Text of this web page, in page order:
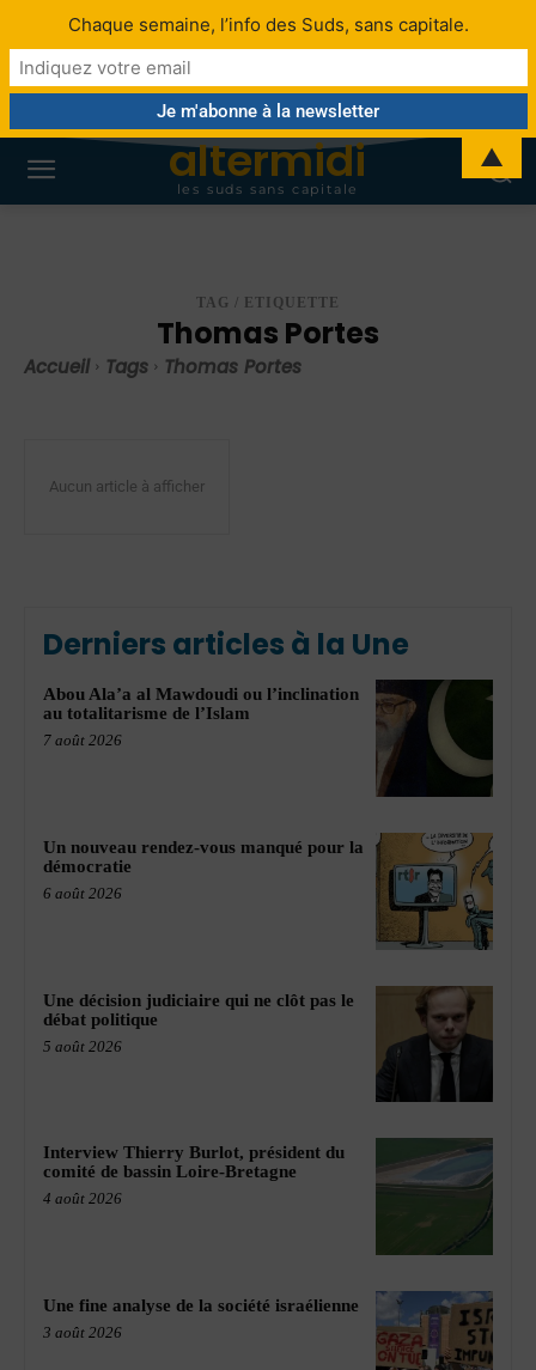
altermidi
les suds sans capitale
TAG / ETIQUETTE
Thomas Portes
Accueil Tags Thomas Portes
Aucun article à afficher
Derniers articles à la Une
Abou Ala’a al Mawdoudi ou l’inclination
au totalitarisme de l’Islam
7 août 2026
Un nouveau rendez-vous manqué pour la
démocratie
6 août 2026
Une décision judiciaire qui ne clôt pas le
débat politique
5 août 2026
Interview Thierry Burlot, président du
comité de bassin Loire-Bretagne
4 août 2026
Une fine analyse de la société israélienne
3 août 2026
Chaque semaine, l’info des Suds, sans capitale.
▲